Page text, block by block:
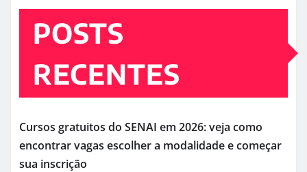
POSTS
RECENTES
Cursos gratuitos do SENAI em 2026: veja como
encontrar vagas escolher a modalidade e começar
sua inscrição